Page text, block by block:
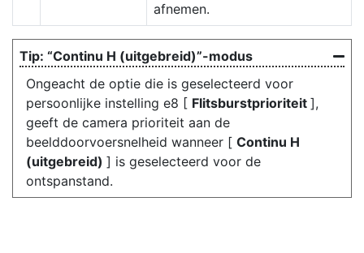
afnemen.
“Continu H (uitgebreid)”-modus
Ongeacht de optie die is geselecteerd voor
persoonlijke instelling e8 [ Flitsburstprioriteit ],
geeft de camera prioriteit aan de
beelddoorvoersnelheid wanneer [ Continu H
(uitgebreid) ] is geselecteerd voor de
ontspanstand.